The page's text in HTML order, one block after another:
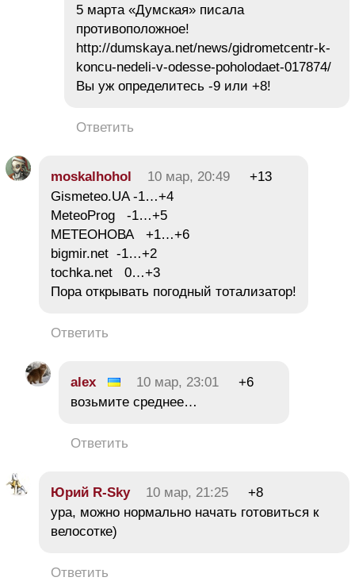
5 марта «Думская» писала
противоположное!
http://dumskaya.net/news/gidrometcentr-k-
koncu-nedeli-v-odesse-poholodaet-017874/
Вы уж определитесь -9 или +8!
Ответить
moskalhohol 10 мар, 20:49
+13
Gismeteo.UA -1…+4
MeteoProg -1…+5
МЕТЕОНОВА +1…+6
bigmir.net -1…+2
tochka.net 0…+3
Пора открывать погодный тотализатор!
Ответить
alex 10 мар, 23:01
+6
возьмите среднее…
Ответить
Юрий R-Sky 10 мар, 21:25
+8
ура, можно нормально начать готовиться к
велосотке)
Ответить